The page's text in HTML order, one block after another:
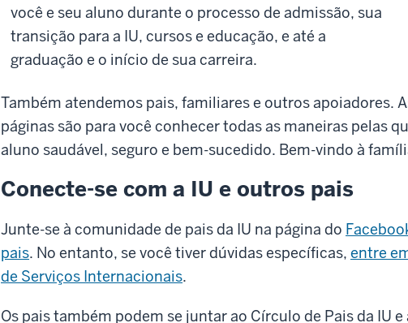
você e seu aluno durante o processo de admissão, sua
transição para a IU, cursos e educação, e até a
graduação e o início de sua carreira.
Também atendemos pais, familiares e outros apoiadores.
páginas são para você conhecer todas as maneiras pelas
aluno saudável, seguro e bem-sucedido. Bem-vindo à
Conecte-se com a IU e outros pais
Junte-se à comunidade de pais da IU na página do
pais. No entanto, se você tiver dúvidas específicas, entre
de Serviços Internacionais.
Os pais também podem se juntar ao Círculo de Pais da IU